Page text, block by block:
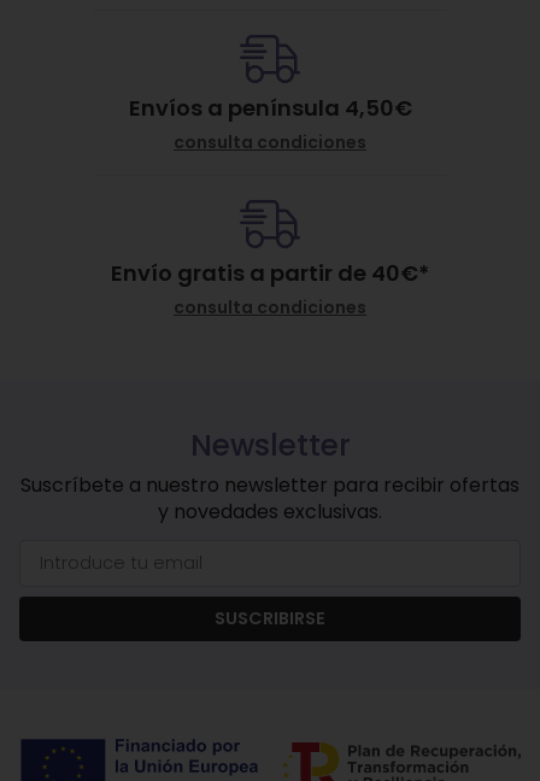
Envíos a península 4,50€
consulta condiciones
Envío gratis a partir de 40€*
consulta condiciones
Newsletter
Suscríbete a nuestro newsletter para recibir ofertas
y novedades exclusivas.
SUSCRIBIRSE